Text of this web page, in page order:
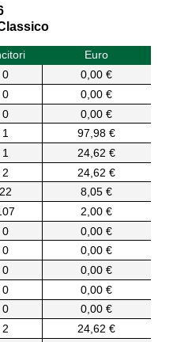
Euro
0
0,00 €
0
0,00 €
0
0,00 €
1
97,98 €
1
24,62 €
2
24,62 €
22
8,05 €
2,00 €
0
0,00 €
0
0,00 €
0
0,00 €
0
0,00 €
0
0,00 €
2
24,62 €